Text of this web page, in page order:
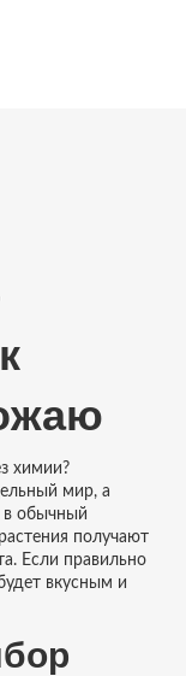
химии?
мир, а
в обычный
получают
Если правильно
вкусным и